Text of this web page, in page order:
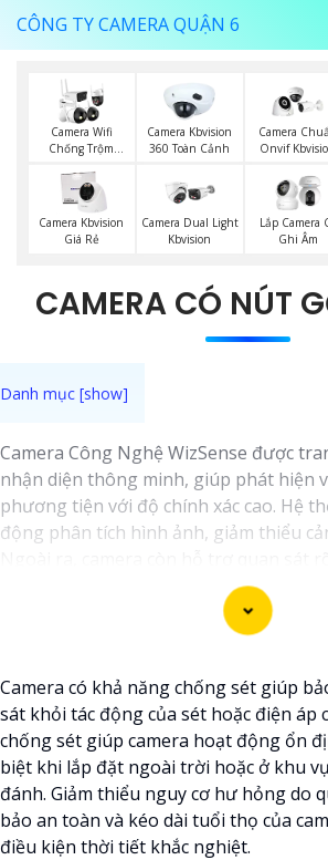
CÔNG TY CAMERA QUẬN 6
Camera Wifi
Chống Trộm
Camera Kbvision
360 Toàn Cảnh
Camera
Onvif
Camera Kbvision
Giá Rẻ
Camera Dual Light
Kbvision
Lắp Camera
Ghi Âm
CAMERA CÓ NÚT
Camera Công Nghệ WizSense được
nhận diện thông minh, giúp phát hiện
phương tiện với độ chính xác cao. Hệ
động phân tích hình ảnh, giảm thiểu
kiện ánh sáng yếu nhờ công nghệ
năng này giúp nâng cao hiệu quả giám
Camera có khả năng chống sét giúp
sát khỏi tác động của sét hoặc điện áp
chống sét giúp camera hoạt động ổn
biệt khi lắp đặt ngoài trời hoặc ở khu
đánh. Giảm thiểu nguy cơ hư hỏng do
bảo an toàn và kéo dài tuổi thọ của
điều kiện thời tiết khắc nghiệt.